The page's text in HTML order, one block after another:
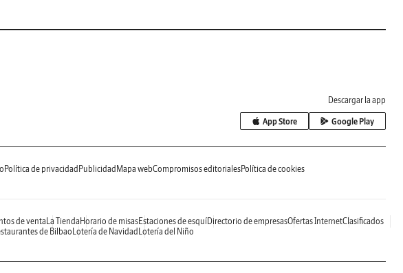
Descargar la app
App Store Google Play
Política de privacidad Publicidad Mapa webCompromisos editorialesPolítica de cookies
de ventaLa Tienda Horario de misasEstaciones de esquíDirectorio de empresasOfertas InternetClasificados
de BilbaoLotería de Navidad Lotería del Niño